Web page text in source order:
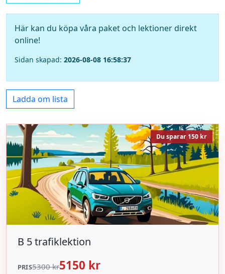
Här kan du köpa våra paket och lektioner direkt
online!
Sidan skapad: 2026-08-08 16:58:37
Ladda om lista
Du sparar 150 kr
B 5 trafiklektion
PRIS5300 kr5150 kr